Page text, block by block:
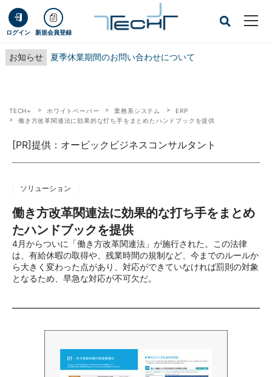
ログイン 新規会員登録
お知らせ 夏季休業期間のお問い合わせについて
TECH+ ホワイトペーパー 業務系システム
ERP
働き方改革関連法に効果的な打ち手をまとめたハンドブックを提供
[PR]提供：オービックビジネスコンサルタント
ソリューション
働き方改革関連法に効果的な打ち手をまとめ
たハンドブックを提供
4月からついに「働き方改革関連法」が施行された。この法律
は、有給休暇の取得や、残業時間の規制など、今までのルールか
ら大きく変わった点があり、対応ができていなければ罰則の対象
となるため、早急な対応が不可欠だ。